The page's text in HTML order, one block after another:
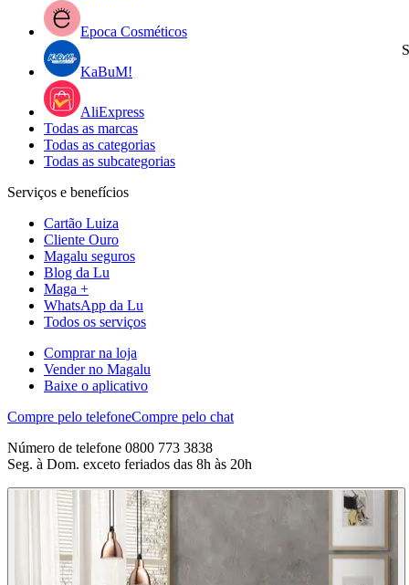
Epoca Cosméticos
KaBuM!
AliExpress
Todas as marcas
Todas as categorias
Todas as subcategorias
Serviços e benefícios
Cartão Luiza
Cliente Ouro
Magalu seguros
Blog da Lu
Maga +
WhatsApp da Lu
Todos os serviços
Comprar na loja
Vender no Magalu
Baixe o aplicativo
Compre pelo telefoneCompre pelo chat
Número de telefone 0800 773 3838
Seg. à Dom. exceto feriados das 8h às 20h